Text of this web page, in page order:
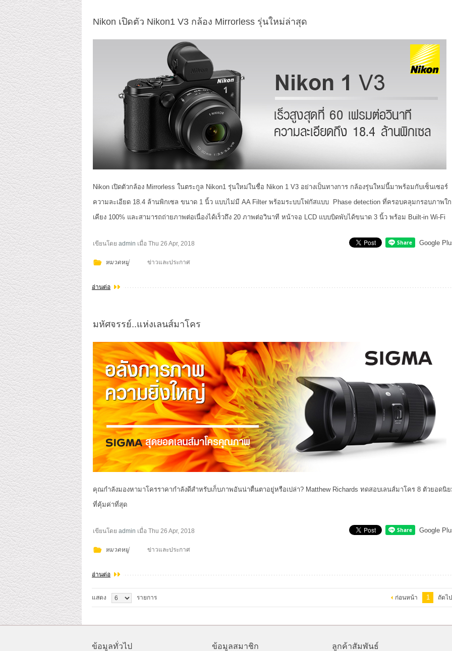
Nikon เปิดตัว Nikon1 V3 กล้อง Mirrorless รุ่นใหม่ล่าสุด
Nikon เปิดตัวกล้อง Mirrorless ในตระกูล Nikon1 รุ่นใหม่ในชื่อ Nikon 1 V3 อย่างเป็นทางการ กล้องรุ่นใหม่นี้มาพร้อมกับเซ็นเซอร์
ความละเอียด 18.4 ล้านพิกเซล ขนาด 1 นิ้ว แบบไม่มี AA Filter พร้อมระบบโฟกัสแบบ Phase detection ที่ครอบคลุมกรอบภาพใ
เคียง 100% และสามารถถ่ายภาพต่อเนื่องได้เร็วถึง 20 ภาพต่อวินาที หน้าจอ LCD แบบบิดพับได้ขนาด 3 นิ้ว พร้อม Built-in Wi-Fi
เขียนโดย admin เมื่อ Thu 26 Apr, 2018 Google
หมวดหมู่ ข่าวและประกาศ
อ่านต่อ
มหัศจรรย์..แห่งเลนส์มาโคร
คุณกำลังมองหามาโครราคากำลังดีสำหรับเก็บภาพอันน่าตื่นตาอยู่หรือเปล่า? Matthew Richards ทดสอบเลนส์มาโคร 8 ตัวยอดนิ
ที่คุ้มค่าที่สุด
เขียนโดย admin เมื่อ Thu 26 Apr, 2018 Google
หมวดหมู่ ข่าวและประกาศ
อ่านต่อ
แสดง รายการ ก่อนหน้า 1 ถัดไป
ข้อมูลทั่วไป ข้อมูลสมาชิก ลูกค้าสัมพันธ์